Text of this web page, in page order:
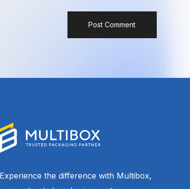
Experience the difference with Multibox,